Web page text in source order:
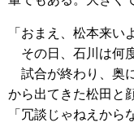
「おまえ、松本来い
その日、石川は何
試合が終わり、奥
から出てきた松田と
「冗談じゃねえから